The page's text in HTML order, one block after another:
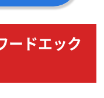
ドエック